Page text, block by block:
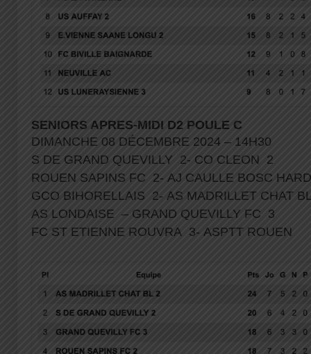
SENIORS APRES-MIDI D2 POULE C
DIMANCHE 08 DÉCEMBRE 2024 – 14H30
S DE GRAND QUEVILLY 2- CO CLEON 2
ROUEN SAPINS FC 2- AJ CAULLE BOSC
GCO BIHORELLAIS 2- AS MADRILLET CHAT
AS LONDAISE – GRAND QUEVILLY FC 3
FC ST ETIENNE ROUVRA 3- ASPTT ROUEN